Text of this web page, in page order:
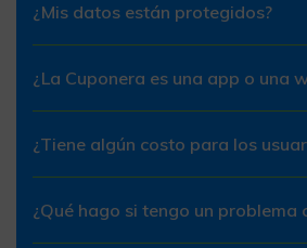
¿Mis datos están protegidos?
¿La Cuponera es una app o una
¿Tiene algún costo para los
¿Qué hago si tengo un problema